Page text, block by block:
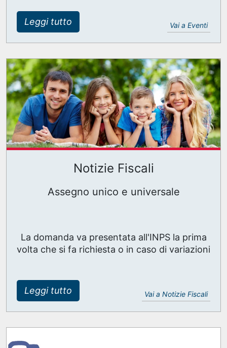
Leggi tutto Vai a Eventi
Notizie Fiscali
Assegno unico e universale
La domanda va presentata all'INPS la prima
volta che si fa richiesta o in caso di variazioni
Leggi tutto Vai a Notizie Fiscali